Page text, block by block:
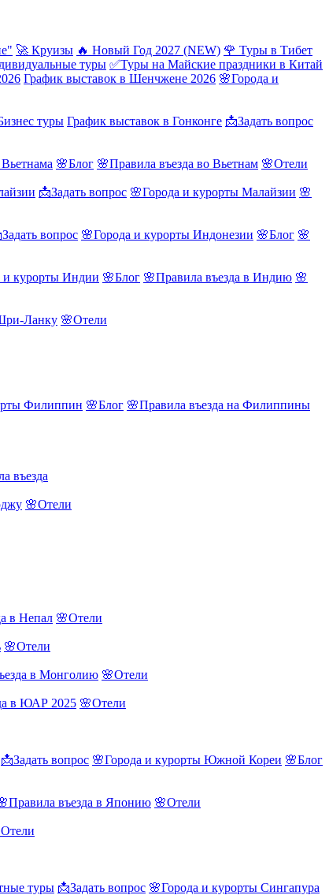
🚀 Круизы 🔥 Новый Год 2027 (NEW) 🌹 Туры в Тибет
туры ✅Туры на Майские праздники в Китай
График выставок в Шенчжене 2026 🌸Города и
туры График выставок в Гонконге 📩Задать вопрос
🌸Блог 🌸Правила въезда во Вьетнам 🌸Отели
📩Задать вопрос 🌸Города и курорты Малайзии 🌸
вопрос 🌸Города и курорты Индонезии 🌸Блог 🌸
и курорты Индии 🌸Блог 🌸Правила въезда в Индию 🌸
Ланку 🌸Отели
Филиппин 🌸Блог 🌸Правила въезда на Филиппины
въезда
🌸Отели
в Непал 🌸Отели
🌸Отели
в Монголию 🌸Отели
в ЮАР 2025 🌸Отели
📩Задать вопрос 🌸Города и курорты Южной Кореи 🌸Блог
въезда в Японию 🌸Отели
туры 📩Задать вопрос 🌸Города и курорты Сингапура